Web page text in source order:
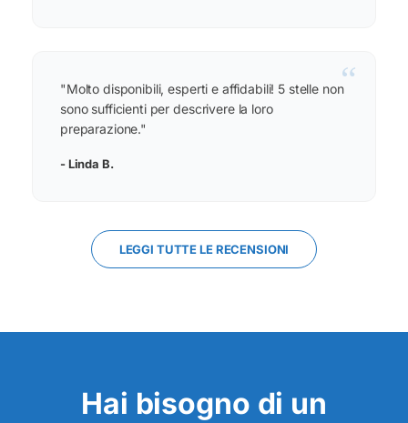
“
"Molto disponibili, esperti e affidabili! 5 stelle non
sono sufficienti per descrivere la loro
preparazione."
- Linda B.
LEGGI TUTTE LE RECENSIONI
Hai bisogno di un